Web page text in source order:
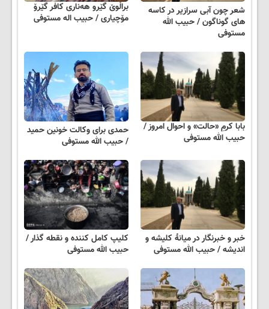
شعر چون آبی سرازیر در کاسه
های گوناگون / حبیب الله
مستوفی
براڵوێ گێرو ھەناری کافر گێرۆ
مۆچیاری / حبیب اله مستوفی
بابا کرمِ «حالت» و احوال امروز /
حبیب الله مستوفی
حمدی برای وکالت خونین حمید
/ حبیب الله مستوفی
خبر و خبرنگار در میانهٔ کلیشه و
اندیشه / حبیب الله مستوفی
کلیپ کامل کننده و نقطه گذار /
حبیب الله مستوفی